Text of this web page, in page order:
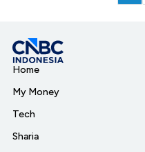
Home
My Money
Tech
Sharia